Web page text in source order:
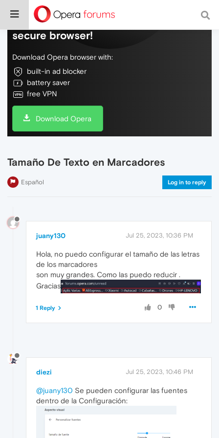
Do more on the web, with a fast and
secure browser!
Download Opera browser with:
built-in ad blocker
battery saver
free VPN
Download Opera
Tamaño De Texto en Marcadores
Español Log in to reply
juany130 Jul 25, 2023, 10:36 PM
Hola, no puedo configurar el tamaño de las letras
de los marcadores
son muy grandes. Como las puedo reducir .
Gracias
0
1 Reply
diezi Jul 25, 2023, 10:46 PM
@juany130 Se pueden configurar las fuentes
dentro de la Configuración: